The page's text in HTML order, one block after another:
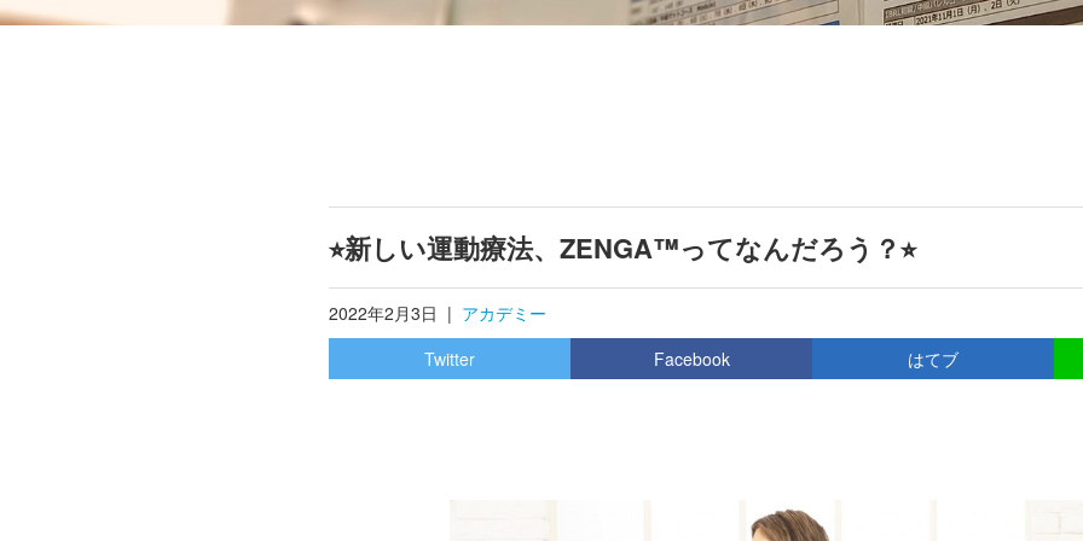
⭐︎新しい運動療法、ZENGA™️ってなんだろう？⭐︎
2022年2月3日 | アカデミー
Twitter
Facebook はてブ